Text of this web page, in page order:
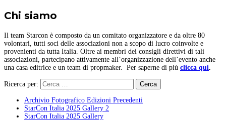
Chi siamo
Il team Starcon è composto da un comitato organizzatore e da oltre 80
volontari, tutti soci delle associazioni non a scopo di lucro coinvolte e
provenienti da tutta Italia. Oltre ai membri dei consigli direttivi di tali
associazioni, partecipano attivamente all’organizzazione dell’evento anche
una casa editrice e un team di propmaker. Per saperne di più clicca qui.
Ricerca per:
Archivio Fotografico Edizioni Precedenti
StarCon Italia 2025 Gallery 2
StarCon Italia 2025 Gallery